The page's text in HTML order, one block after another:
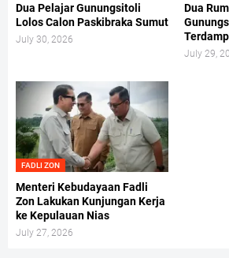
Dua Pelajar Gunungsitoli
Lolos Calon Paskibraka Sumut
July 30, 2026
Dua
July 29,
FADLI ZON
Menteri Kebudayaan Fadli
Zon Lakukan Kunjungan Kerja
ke Kepulauan Nias
July 27, 2026